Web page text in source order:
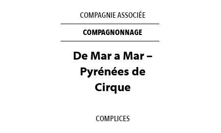
COMPAGNIE ASSOCIÉE
COMPAGNONNAGE
De Mar a Mar –
Pyrénées de
Cirque
COMPLICES